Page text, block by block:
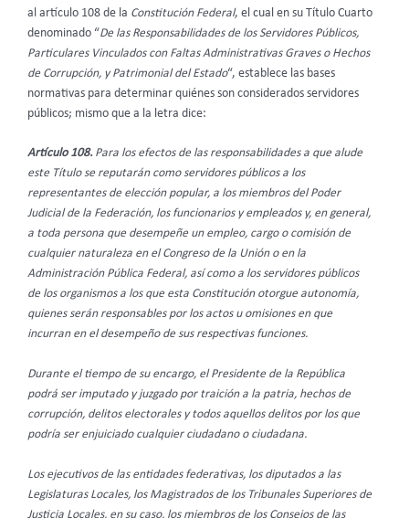
al artículo 108 de la Constitución Federal, el cual en su Título Cuarto
denominado “De las Responsabilidades de los Servidores Públicos,
Particulares Vinculados con Faltas Administrativas Graves o Hechos
de Corrupción, y Patrimonial del Estado“, establece las bases
normativas para determinar quiénes son considerados servidores
públicos; mismo que a la letra dice:
Artículo 108.Para los efectos de las responsabilidades a que alude
este Título se reputarán como servidores públicos a los
representantes de elección popular, a los miembros del Poder
Judicial de la Federación, los funcionarios y empleados y, en general,
a toda persona que desempeñe un empleo, cargo o comisión de
cualquier naturaleza en el Congreso de la Unión o en la
Administración Pública Federal, así como a los servidores públicos
de los organismos a los que esta Constitución otorgue autonomía,
quienes serán responsables por los actos u omisiones en que
incurran en el desempeño de sus respectivas funciones.
Durante el tiempo de su encargo, el Presidente de la República
podrá ser imputado y juzgado por traición a la patria, hechos de
corrupción, delitos electorales y todos aquellos delitos por los que
podría ser enjuiciado cualquier ciudadano o ciudadana.
Los ejecutivos de las entidades federativas, los diputados a las
Legislaturas Locales, los Magistrados de los Tribunales Superiores de
Justicia Locales, en su caso, los miembros de los Consejos de las